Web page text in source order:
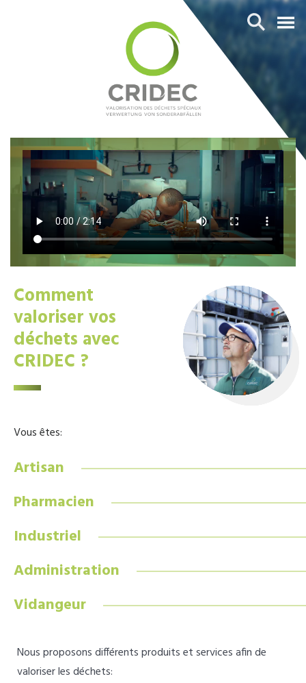
Comment
valoriser vos
déchets avec
CRIDEC ?
Vous êtes:
Artisan
Pharmacien
Industriel
Administration
Vidangeur
Nous proposons différents produits et services afin de
valoriser les déchets: